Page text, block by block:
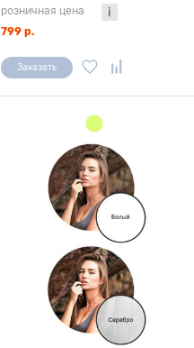
розничная цена
799 р.
Заказать